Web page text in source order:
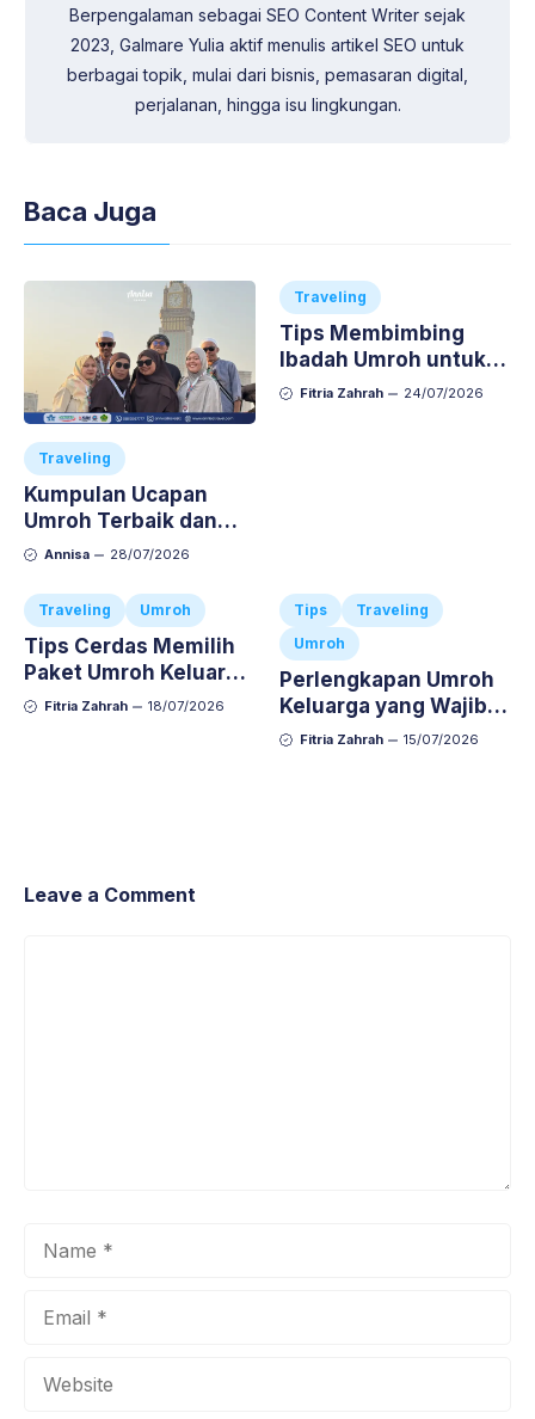
Berpengalaman sebagai SEO Content Writer sejak
2023, Galmare Yulia aktif menulis artikel SEO untuk
berbagai topik, mulai dari bisnis, pemasaran digital,
perjalanan, hingga isu lingkungan.
Baca Juga
Traveling
Kumpulan Ucapan
Umroh Terbaik dan
Doa Semoga Menjadi
Annisa 28/07/2026
Traveling
Tips Membimbing
Ibadah Umroh untuk
Anak-Anak agar Aman
Fitria Zahrah 24/07/2026
Traveling Umroh
Tips Cerdas Memilih
Paket Umroh Keluarga
Agar Ibadah Si Kecil
Fitria Zahrah 18/07/2026
Tips
Traveling
Umroh
Perlengkapan Umroh
Keluarga yang Wajib
Dibawa, Jangan
Fitria Zahrah 15/07/2026
Leave a Comment